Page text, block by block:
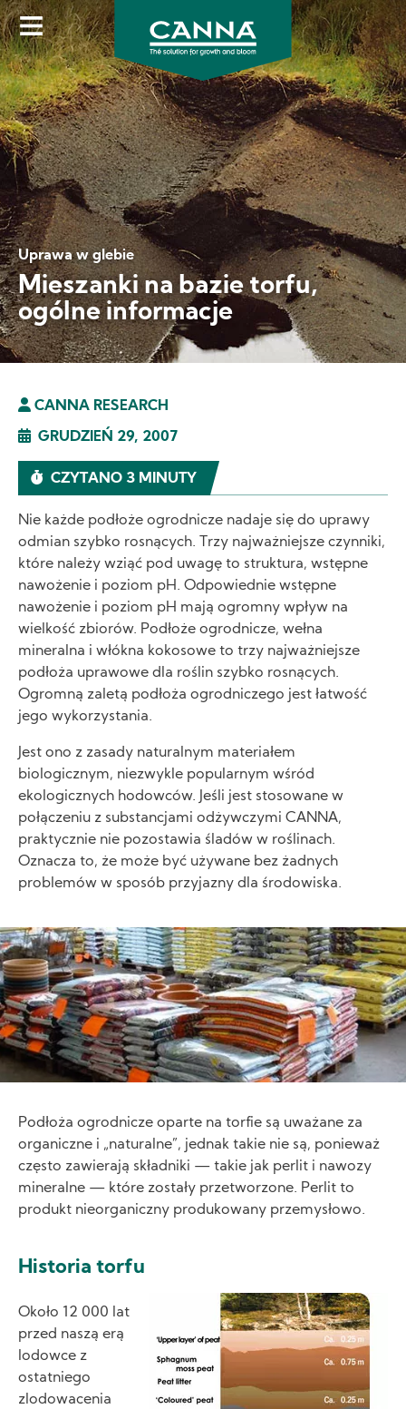
Skip
to
main
content
Uprawa w glebie
Mieszanki na bazie torfu,
ogólne informacje
CANNA RESEARCH
GRUDZIEŃ 29, 2007
CZYTANO 3 MINUTY
Nie każde podłoże ogrodnicze nadaje się do uprawy
odmian szybko rosnących. Trzy najważniejsze czynniki,
które należy wziąć pod uwagę to struktura, wstępne
nawożenie i poziom pH. Odpowiednie wstępne
nawożenie i poziom pH mają ogromny wpływ na
wielkość zbiorów. Podłoże ogrodnicze, wełna
mineralna i włókna kokosowe to trzy najważniejsze
podłoża uprawowe dla roślin szybko rosnących.
Ogromną zaletą podłoża ogrodniczego jest łatwość
jego wykorzystania.
Jest ono z zasady naturalnym materiałem
biologicznym, niezwykle popularnym wśród
ekologicznych hodowców. Jeśli jest stosowane w
połączeniu z substancjami odżywczymi CANNA,
praktycznie nie pozostawia śladów w roślinach.
Oznacza to, że może być używane bez żadnych
problemów w sposób przyjazny dla środowiska.
Image
Podłoża ogrodnicze oparte na torfie są uważane za
organiczne i „naturalne”, jednak takie nie są, ponieważ
często zawierają składniki — takie jak perlit i nawozy
mineralne — które zostały przetworzone. Perlit to
produkt nieorganiczny produkowany przemysłowo.
Historia torfu
Około 12 000 lat
przed naszą erą
lodowce z
ostatniego
zlodowacenia